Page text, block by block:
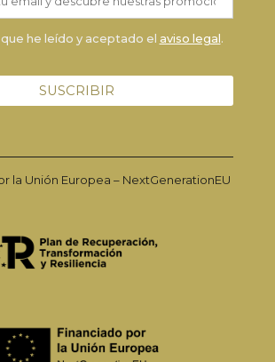
he leído y aceptado el aviso legal.
la Unión Europea – NextGenerationEU